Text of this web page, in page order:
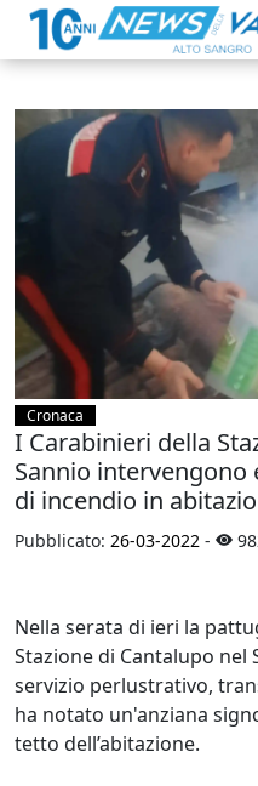
Cronaca
I Carabinieri della
Sannio
di incendio in
Pubblicato: 26-03-2022 -
Nella serata di ieri la
Stazione di Cantalupo nel
servizio perlustrativo,
ha notato un'anziana
tetto dell’abitazione.